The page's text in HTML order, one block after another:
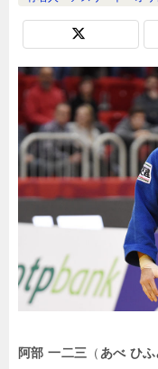
阿部 一二三 （あべ ひ